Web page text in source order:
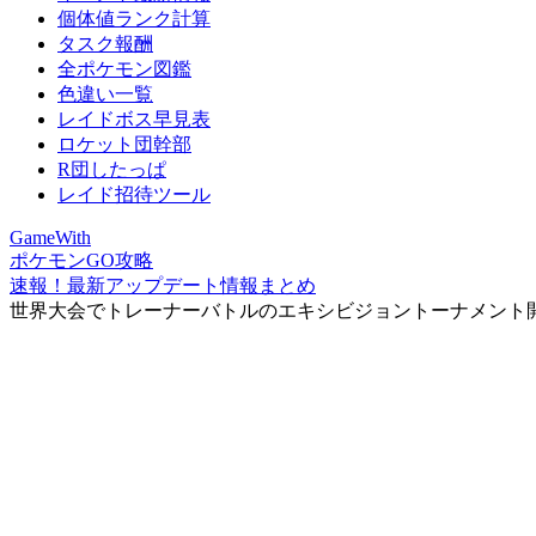
個体値ランク計算
タスク報酬
全ポケモン図鑑
色違い一覧
レイドボス早見表
ロケット団幹部
R団したっぱ
レイド招待ツール
GameWith
ポケモンGO攻略
速報！最新アップデート情報まとめ
世界大会でトレーナーバトルのエキシビジョントーナメント